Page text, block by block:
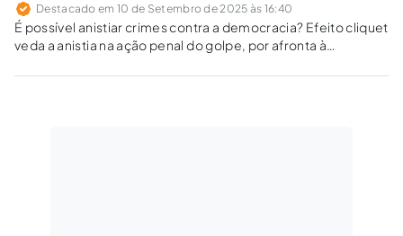
Destacado em 10 de Setembro de 2025 às 16:40
É possível anistiar crimes contra a democracia? Efeito cliquet
veda a anistia na ação penal do golpe, por afronta à